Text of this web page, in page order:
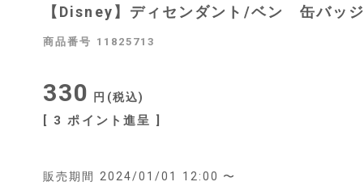
【Disney】ディセンダント/ベン 缶バッジ
商品番号 11825713
330 税込
[ 3 ポイント進呈 ]
販売期間 2024/01/01 12:00 〜